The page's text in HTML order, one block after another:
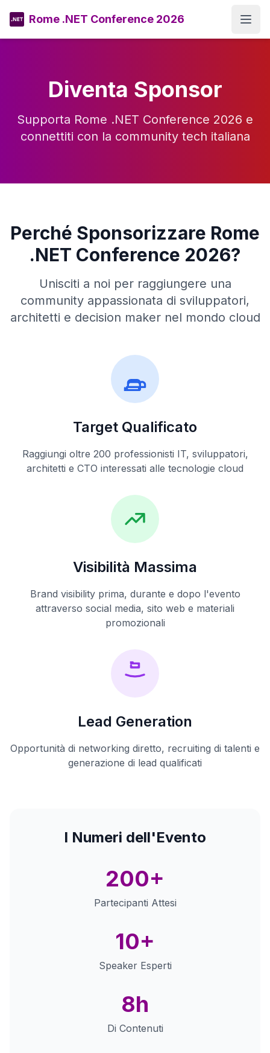
Rome .NET Conference 2026
Diventa Sponsor
Supporta Rome .NET Conference 2026 e
connettiti con la community tech italiana
Perché Sponsorizzare Rome
.NET Conference 2026?
Unisciti a noi per raggiungere una
community appassionata di sviluppatori,
architetti e decision maker nel mondo cloud
Target Qualificato
Raggiungi oltre 200 professionisti IT, sviluppatori,
architetti e CTO interessati alle tecnologie cloud
Visibilità Massima
Brand visibility prima, durante e dopo l'evento
attraverso social media, sito web e materiali
promozionali
Lead Generation
Opportunità di networking diretto, recruiting di talenti e
generazione di lead qualificati
I Numeri dell'Evento
200+
Partecipanti Attesi
10+
Speaker Esperti
8h
Di Contenuti